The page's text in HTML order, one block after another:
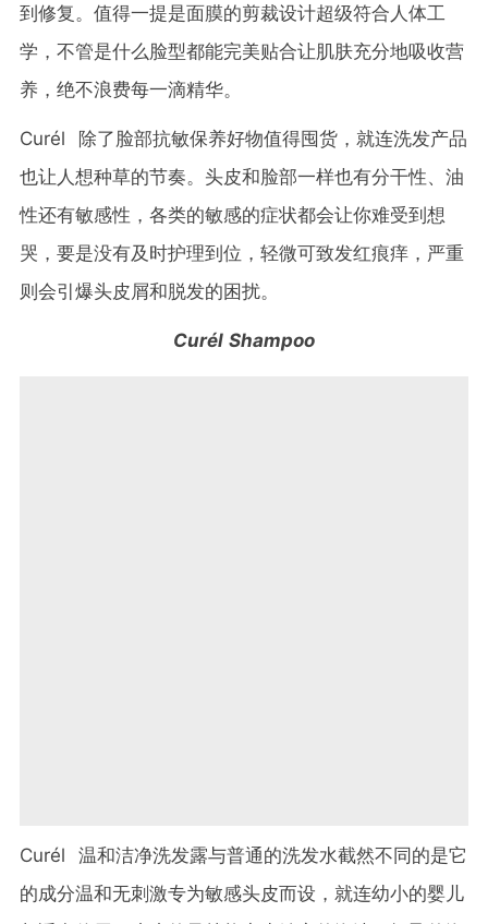
到修复。值得一提是面膜的剪裁设计超级符合人体工
学，不管是什么脸型都能完美贴合让肌肤充分地吸收营
养，绝不浪费每一滴精华。
Curél 除了脸部抗敏保养好物值得囤货，就连洗发产品
也让人想种草的节奏。头皮和脸部一样也有分干性、油
性还有敏感性，各类的敏感的症状都会让你难受到想
哭，要是没有及时护理到位，轻微可致发红痕痒，严重
则会引爆头皮屑和脱发的困扰。
Curél Shampoo
Curél 温和洁净洗发露与普通的洗发水截然不同的是它
的成分温和无刺激专为敏感头皮而设，就连幼小的婴儿